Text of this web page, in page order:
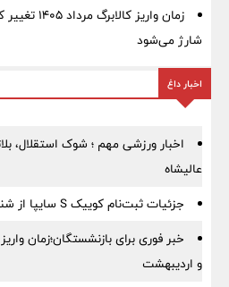
زمان واریز
شارژ می‌شود
اخبار داغ
اخبار ورزشی مهم ؛ شوک استقلال،
عالیشاه
جزئیات ثبت‌نام کوییک S سایپا از شنبه ۱۷ مرداد + جدول شرایط
خبر فوری برای بازنشستگان؛زمان
و اردیبهشت